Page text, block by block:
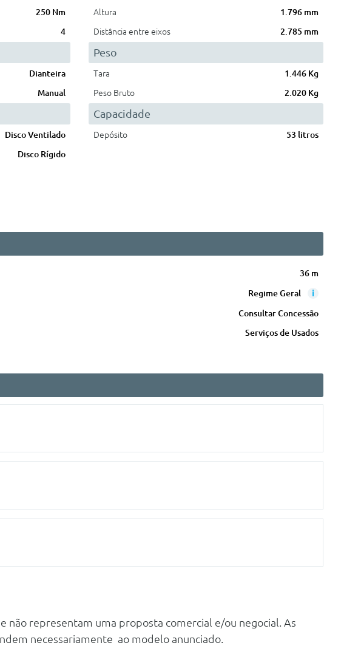
250 Nm
4
Dianteira
Manual
Disco Ventilado
Disco Rígido
Altura
1.796 mm
Distância entre eixos
2.785 mm
Peso
Tara
1.446 Kg
Peso Bruto
2.020 Kg
Capacidade
Depósito 53 litros
36 m
Regime Geral i
Consultar Concessão
Serviços de Usados
representam uma proposta comercial e/ou negocial. As
necessariamente ao modelo anunciado.